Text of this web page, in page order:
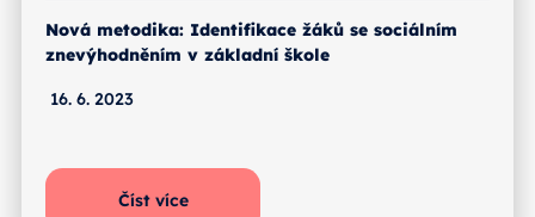
Nová metodika: Identifikace žáků se sociálním
znevýhodněním v základní škole
16. 6. 2023
Číst více